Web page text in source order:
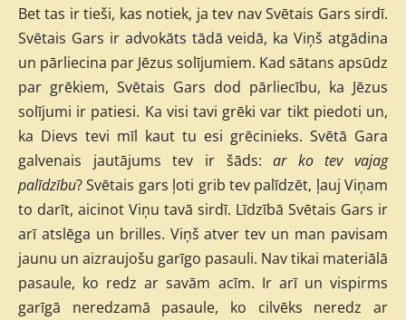
Bet tas ir tieši, kas notiek, ja tev nav Svētais Gars sirdī.
Svētais Gars ir advokāts tādā veidā, ka Viņš atgādina
un pārliecina par Jēzus solījumiem. Kad sātans apsūdz
par grēkiem, Svētais Gars dod pārliecību, ka Jēzus
solījumi ir patiesi. Ka visi tavi grēki var tikt piedoti un,
ka Dievs tevi mīl kaut tu esi grēcinieks. Svētā Gara
galvenais jautājums tev ir šāds:ar ko tev vajag
palīdzību? Svētais gars ļoti grib tev palīdzēt, ļauj Viņam
to darīt, aicinot Viņu tavā sirdī. Līdzībā Svētais Gars ir
arī atslēga un brilles. Viņš atver tev un man pavisam
jaunu un aizraujošu garīgo pasauli. Nav tikai materiālā
pasaule, ko redz ar savām acīm. Ir arī un vispirms
garīgā neredzamā pasaule, ko cilvēks neredz ar